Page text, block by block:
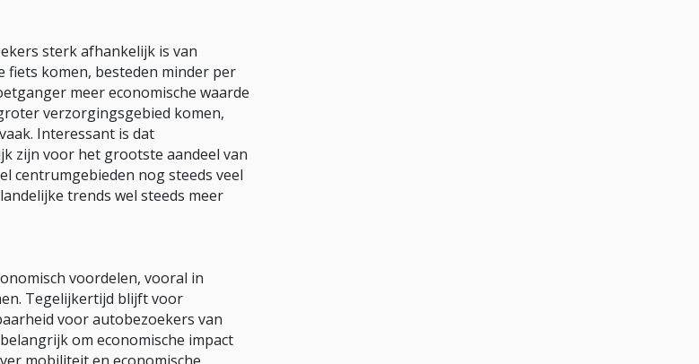
sterk afhankelijk is van
fiets komen, besteden minder per
meer economische waarde
verzorgingsgebied komen,
Interessant is dat
zijn voor het grootste aandeel van
centrumgebieden nog steeds veel
trends wel steeds meer
voordelen, vooral in
Tegelijkertijd blijft voor
voor autobezoekers van
om economische impact